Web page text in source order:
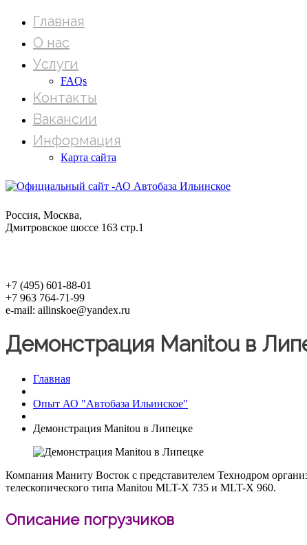
Главная
О нас
Услуги
FAQs
Контакты
Вакансии
Информация
Карта сайта
Россия, Москва,
Дмитровское шоссе 163 стр.1
+7 (495) 601-88-01
+7 963 764-71-99
e-mail: ailinskoe@yandex.ru
Демонстрация Manitou в
Главная
Опыт АО "Автобаза Ильинское"
Демонстрация Manitou в Липецке
Компания Маниту Восток с представителем Технодром
телескопического типа Manitou MLT-X 735 и MLT-X 960.
Описание погрузчиков